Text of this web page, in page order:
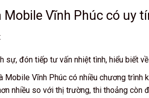
Mobile Vĩnh Phúc có uy
sự, đón tiếp tư vấn nhiệt tình, hiểu biết
Mobile Vĩnh Phúc có nhiều chương trình
nhiều so với thị trường, thi thoảng còn